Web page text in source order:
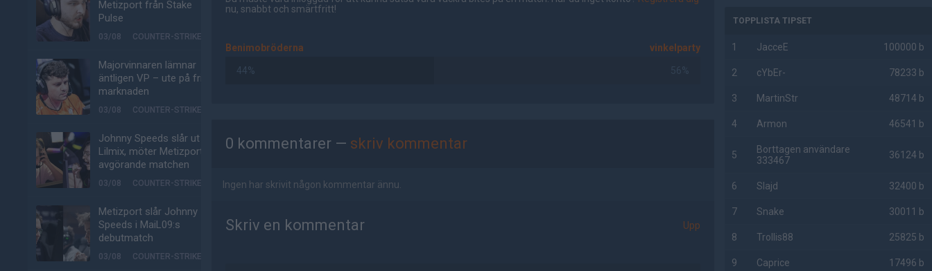
Metizport från Stake
Pulse
03/08 COUNTER-STRIKE
Majorvinnaren lämnar
äntligen VP – ute på fria
marknaden
03/08 COUNTER-STRIKE
Johnny Speeds slår ut
Lilmix, möter Metizport i
avgörande matchen
03/08 COUNTER-STRIKE
Metizport slår Johnny
Speeds i MaiL09:s
debutmatch
03/08 COUNTER-STRIKE
nu, snabbt och smärtfritt!
Benimobröderna vinkelparty
44% 56%
0 kommentarer — skriv kommentar
Ingen har skrivit någon kommentar ännu.
Skriv en kommentar Upp
TOPPLISTA TIPSET
1 JacceE 100000 b
2 cYbEr- 78233 b
3 MartinStr 48714 b
4 Armon 46541 b
5
Borttagen användare
333467
36124 b
6 Slajd 32400 b
7 Snake 30011 b
8 Trollis88 25825 b
9 Caprice 17496 b